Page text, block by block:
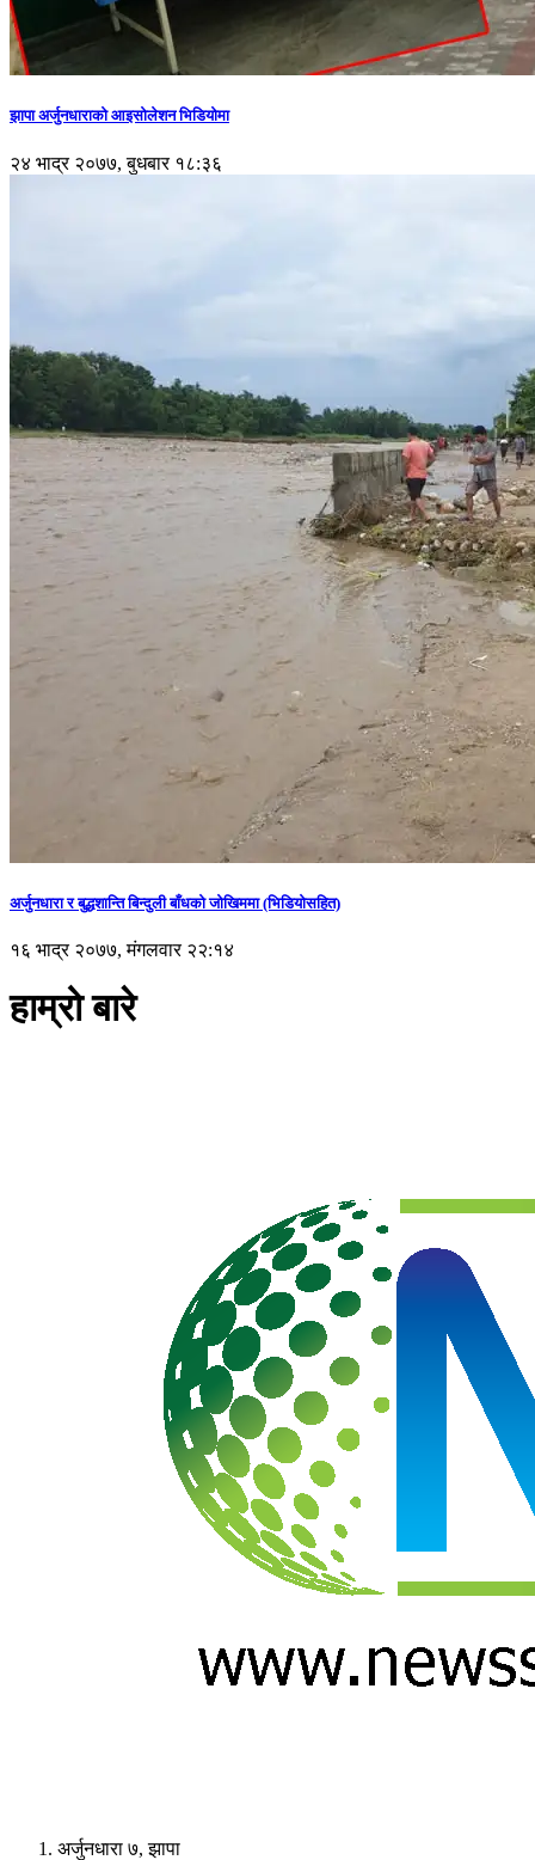
झापा अर्जुनधाराको आइसोलेशन भिडियोमा
२४ भाद्र २०७७, बुधबार १८:३६
अर्जुनधारा र बुद्धशान्ति बिन्दुली बाँधको जोखिममा (भिडियाेसहित)
१६ भाद्र २०७७, मंगलवार २२:१४
हाम्रो बारे
अर्जुनधारा ७, झापा